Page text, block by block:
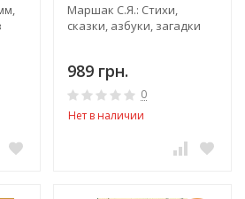
Маршак С.Я.: Стихи,
сказки, азбуки, загадки
989 грн.
0
Нет в наличии